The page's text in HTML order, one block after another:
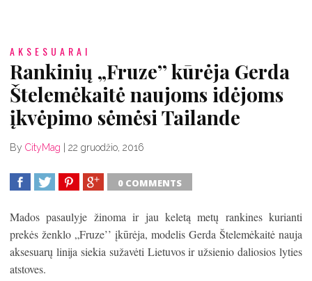
AKSESUARAI
Rankinių „Fruze’’ kūrėja Gerda
Štelemėkaitė naujoms idėjoms
įkvėpimo sėmėsi Tailande
By CityMag 22 gruodžio, 2016
0 COMMENTS
Mados pasaulyje žinoma ir jau keletą metų rankines kurianti
prekės ženklo „Fruze’’ įkūrėja, modelis Gerda Štelemėkaitė nauja
aksesuarų linija siekia sužavėti Lietuvos ir užsienio daliosios lyties
atstoves.